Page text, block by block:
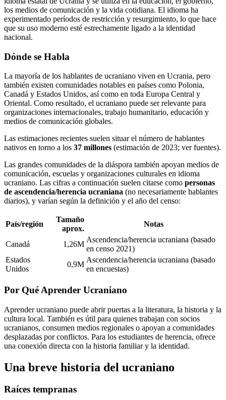
los medios de comunicación y la vida cotidiana. El idioma ha
experimentado períodos de restricción y resurgimiento, lo que hace
que su uso moderno esté estrechamente ligado a la identidad
nacional.
Dónde se Habla
La mayoría de los hablantes de ucraniano viven en Ucrania, pero
también existen comunidades notables en países como Polonia,
Canadá y Estados Unidos, así como en toda Europa Central y
Oriental. Como resultado, el ucraniano puede ser relevante para
organizaciones internacionales, trabajo humanitario, educación y
medios de comunicación globales.
Las estimaciones recientes suelen situar el número de hablantes
nativos en torno a los 37 millones (estimación de 2023; ver fuentes).
Las grandes comunidades de la diáspora también apoyan medios de
comunicación, escuelas y organizaciones culturales en idioma
ucraniano. Las cifras a continuación suelen citarse como personas
de ascendencia/herencia ucraniana (no necesariamente hablantes
diarios), y varían según la definición y el año del censo:
País/región
Tamaño
aprox.
Notas
Canadá 1,26M
Ascendencia/herencia ucraniana (basado
en censo 2021)
Estados
Unidos
0,9M
Ascendencia/herencia ucraniana (basado
en encuestas)
Por Qué Aprender Ucraniano
Aprender ucraniano puede abrir puertas a la literatura, la historia y la
cultura local. También es útil para quienes trabajan con socios
ucranianos, consumen medios regionales o apoyan a comunidades
desplazadas por conflictos. Para los estudiantes de herencia, ofrece
una conexión directa con la historia familiar y la identidad.
Una breve historia del ucraniano
Raíces tempranas